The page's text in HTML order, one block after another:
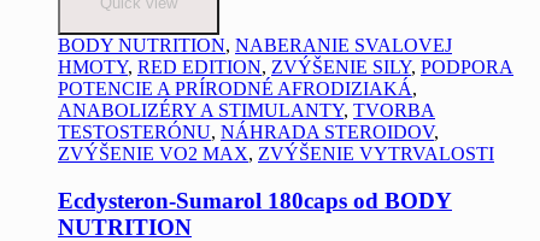
BODY NUTRITION, NABERANIE SVALOVEJ
HMOTY, RED EDITION, ZVÝŠENIE SILY, PODPORA
POTENCIE A PRÍRODNÉ AFRODIZIAKÁ,
ANABOLIZÉRY A STIMULANTY, TVORBA
TESTOSTERÓNU, NÁHRADA STEROIDOV,
ZVÝŠENIE VO2 MAX, ZVÝŠENIE VYTRVALOSTI
Ecdysteron-Sumarol 180caps od BODY
NUTRITION